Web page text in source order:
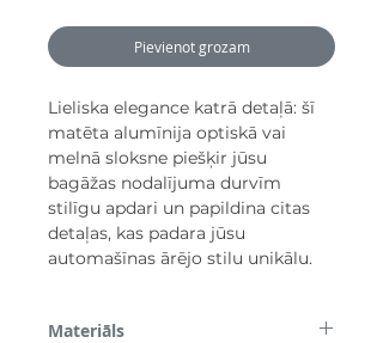
Pievienot grozam
Lieliska elegance katrā detaļā: šī
matēta alumīnija optiskā vai
melnā sloksne piešķir jūsu
bagāžas nodalījuma durvīm
stilīgu apdari un papildina citas
detaļas, kas padara jūsu
automašīnas ārējo stilu unikālu.
Materiāls